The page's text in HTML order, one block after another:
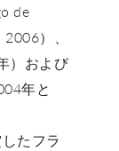
de
）、
）および
年と
たフラ